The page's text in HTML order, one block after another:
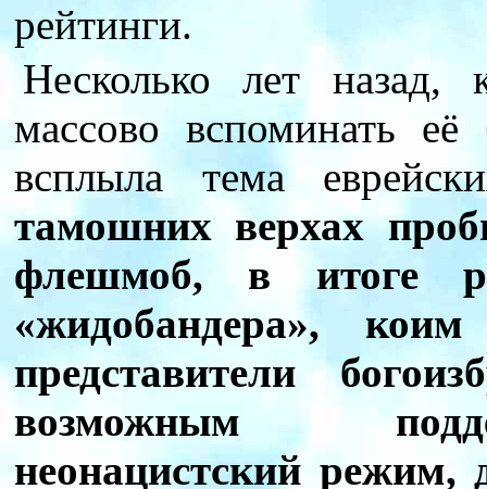
рейтинги.
Несколько лет назад,
массово вспоминать её
всплыла тема
тамошних верхах
флешмоб, в итоге
«жидобандера»,
представители
возможным
неонацистский режим,